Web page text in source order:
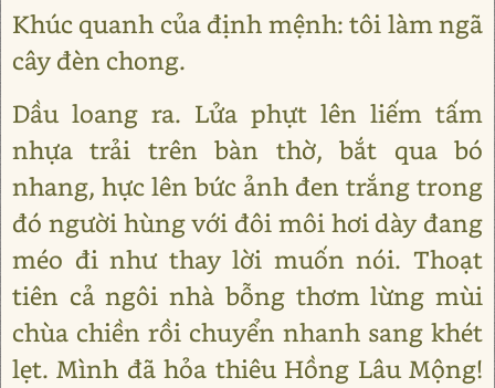
Khúc quanh của định mệnh: tôi làm ngã
cây đèn chong.
Dầu loang ra. Lửa phựt lên liếm tấm
nhựa trải trên bàn thờ, bắt qua bó
nhang, hực lên bức ảnh đen trắng trong
đó người hùng với đôi môi hơi dày đang
méo đi như thay lời muốn nói. Thoạt
tiên cả ngôi nhà bỗng thơm lừng mùi
chùa chiền rồi chuyển nhanh sang khét
lẹt. Mình đã hỏa thiêu Hồng Lâu Mộng!